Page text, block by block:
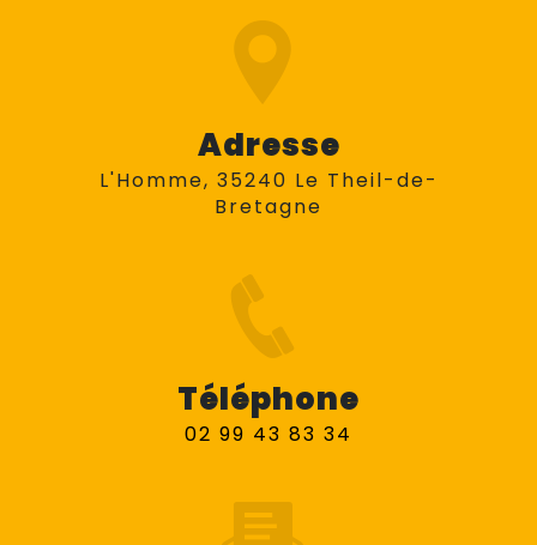
Adresse
L'Homme, 35240 Le Theil-de-
Bretagne
Téléphone
02 99 43 83 34